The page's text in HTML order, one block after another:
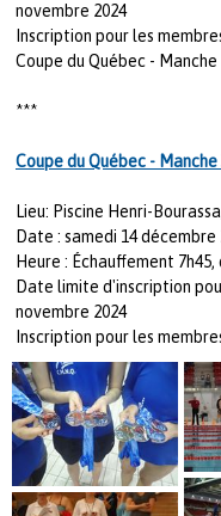
novembre 2024
Inscription pour les
Coupe du Québec - Manche
***
Coupe du Québec - Manche
Lieu: Piscine Henri-
Date : samedi 14 décembre
Heure : Échauffement
Date limite d'inscription
novembre 2024
Inscription pour les